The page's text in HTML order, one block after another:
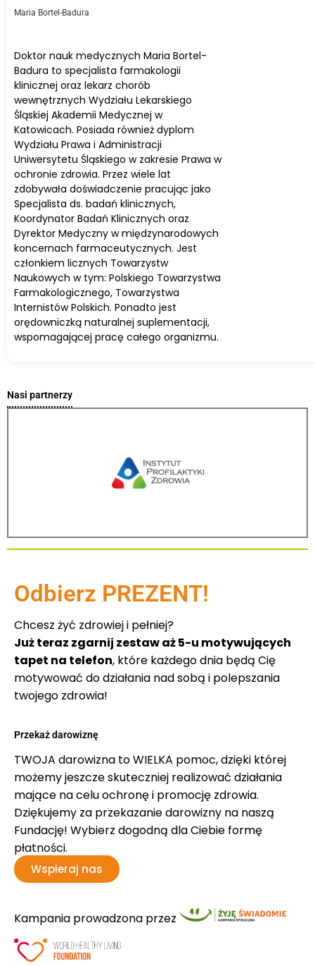
Maria Bortel-Badura
Doktor nauk medycznych Maria Bortel-
Badura to specjalista farmakologii
klinicznej oraz lekarz chorób
wewnętrznych Wydziału Lekarskiego
Śląskiej Akademii Medycznej w
Katowicach. Posiada również dyplom
Wydziału Prawa i Administracji
Uniwersytetu Śląskiego w zakresie Prawa w
ochronie zdrowia. Przez wiele lat
zdobywała doświadczenie pracując jako
Specjalista ds. badań klinicznych,
Koordynator Badań Klinicznych oraz
Dyrektor Medyczny w międzynarodowych
koncernach farmaceutycznych. Jest
członkiem licznych Towarzystw
Naukowych w tym: Polskiego Towarzystwa
Farmakologicznego, Towarzystwa
Internistów Polskich. Ponadto jest
orędowniczką naturalnej suplementacji,
wspomagającej pracę całego organizmu.
Nasi partnerzy
Odbierz PREZENT!
Chcesz żyć zdrowiej i pełniej?
Już teraz zgarnij zestaw aż 5-u motywujących
tapet na telefon, które każdego dnia będą Cię
motywować do działania nad sobą i polepszania
twojego zdrowia!
Przekaż darowiznę
TWOJA darowizna to WIELKA pomoc, dzięki której
możemy jeszcze skuteczniej realizować działania
mające na celu ochronę i promocję zdrowia.
Dziękujemy za przekazanie darowizny na naszą
Fundację! Wybierz dogodną dla Ciebie formę
płatności.
Wspieraj nas
Kampania prowadzona przez